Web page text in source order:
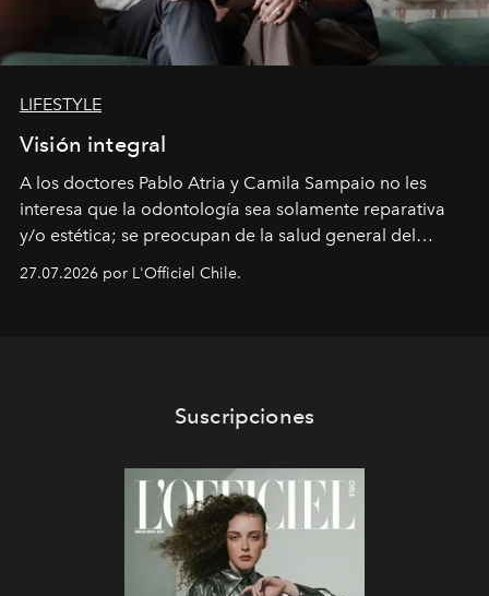
LIFESTYLE
Visión integral
A los doctores Pablo Atria y Camila Sampaio no les
interesa que la odontología sea solamente reparativa
y/o estética; se preocupan de la salud general del
intransable.
27.07.2026 por L'Officiel Chile.
Suscripciones